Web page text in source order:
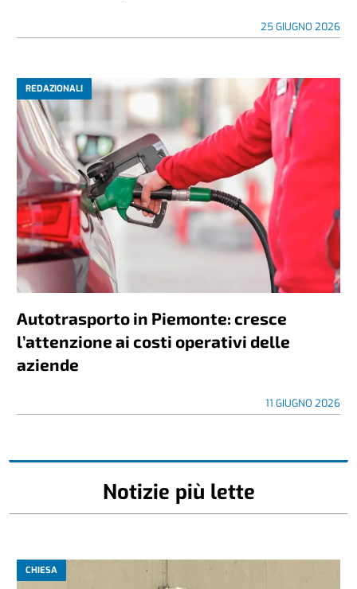
25 GIUGNO 2026
REDAZIONALI
Autotrasporto in Piemonte: cresce
l’attenzione ai costi operativi delle
aziende
11 GIUGNO 2026
Notizie più lette
CHIESA